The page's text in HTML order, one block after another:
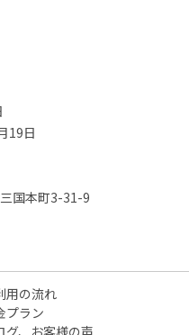
19日
国本町3-31-9
用の流れ
プラン